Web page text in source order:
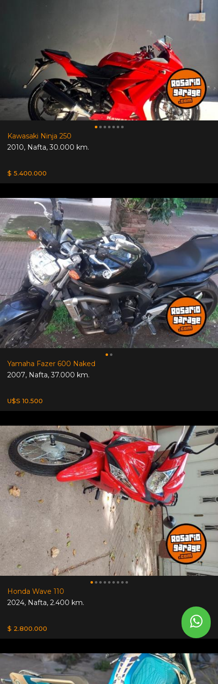
Kawasaki Ninja 250
2010, Nafta,30.000 km.
$ 5.400.000
Yamaha Fazer 600 Naked
2007, Nafta,37.000 km.
U$S 10.500
Honda Wave 110
2024, Nafta, 2.400 km.
$ 2.800.000